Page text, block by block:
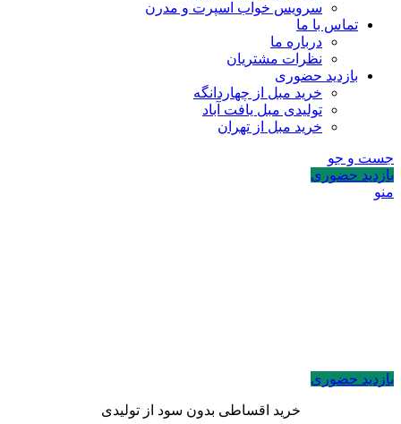
سرویس خواب اسپرت و مدرن
تماس با ما
درباره ما
نظرات مشتریان
بازدید حضوری
خرید مبل از چهاردانگه
تولیدی مبل یافت آباد
خرید مبل از تهران
جست و جو
بازدید حضوری
منو
بازدید حضوری
خرید اقساطی بدون سود از تولیدی